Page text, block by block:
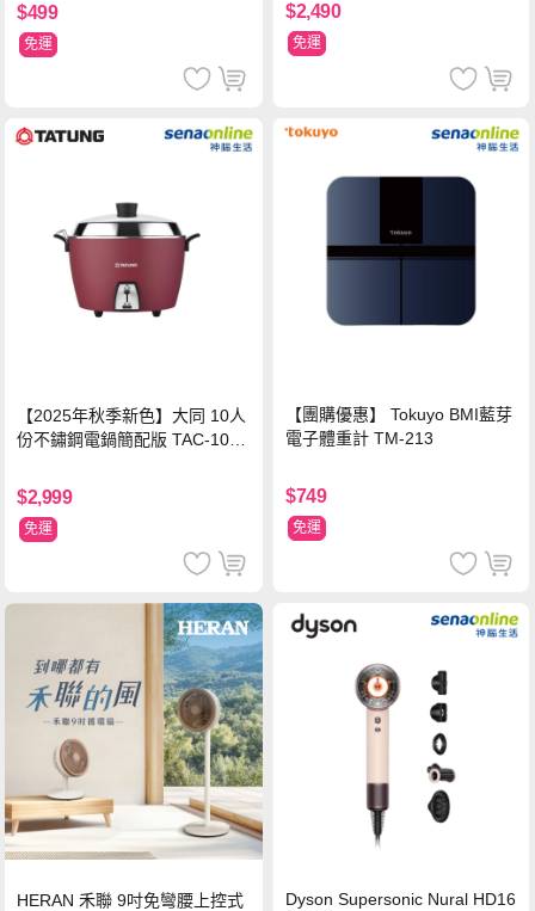
$499
免運
$2,490
免運
【2025年秋季新色】大同 10人
份不鏽鋼電鍋簡配版 TAC-10L-
$2,999
免運
【團購優惠】 Tokuyo BMI藍芽
電子體重計 TM-213
$749
免運
HERAN 禾聯 9吋免彎腰上控式
Dyson Supersonic Nural HD16